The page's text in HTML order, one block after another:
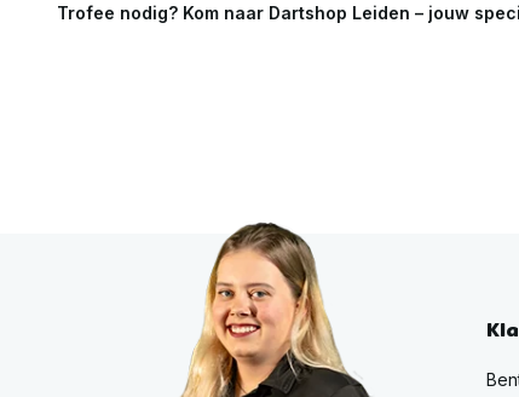
Trofee nodig? Kom naar Dartshop Leiden – jouw